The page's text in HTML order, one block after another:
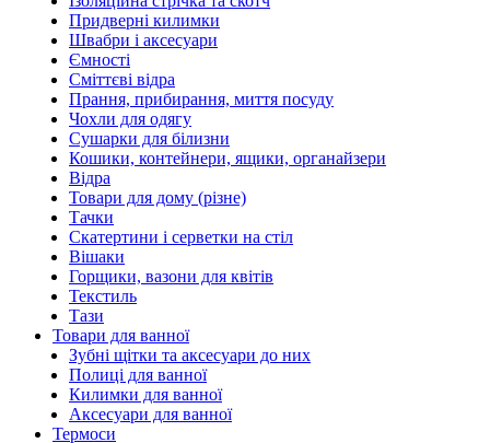
Придверні килимки
Швабри і аксесуари
Ємності
Сміттєві відра
Прання, прибирання, миття посуду
Чохли для одягу
Сушарки для білизни
Кошики, контейнери, ящики, органайзери
Відра
Товари для дому (різне)
Тачки
Скатертини і серветки на стіл
Вішаки
Горщики, вазони для квітів
Текстиль
Тази
Товари для ванної
Зубні щітки та аксесуари до них
Полиці для ванної
Килимки для ванної
Аксесуари для ванної
Термоси